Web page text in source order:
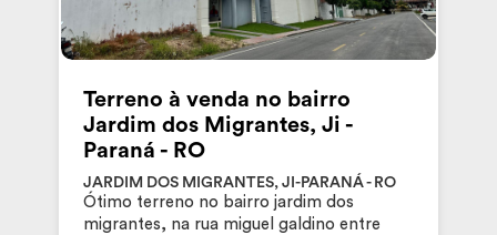
Terreno à venda no bairro
Jardim dos Migrantes, Ji -
Paraná - RO
JARDIM DOS MIGRANTES, JI-PARANÁ - RO
Ótimo terreno no bairro jardim dos
migrantes, na rua miguel galdino entre